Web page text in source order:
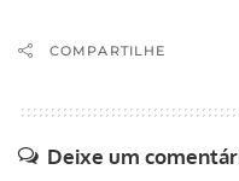
COMPARTILHE
Deixe um